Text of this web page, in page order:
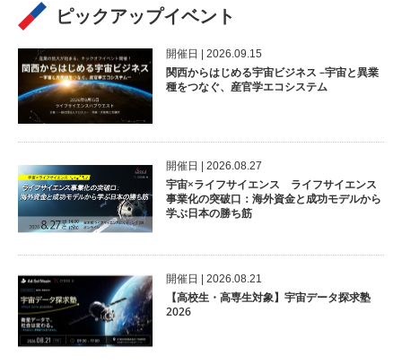
ピックアップイベント
開催⽇ | 2026.09.15
関西からはじめる宇宙ビジネス –宇宙と異業
種をつなぐ、産官学エコシステム
開催⽇ | 2026.08.27
宇宙×ライフサイエンス ライフサイエンス
事業化の突破口：海外資金と成功モデルから
学ぶ日本の勝ち筋
開催⽇ | 2026.08.21
【高校生・高専生対象】宇宙データ探求塾
2026